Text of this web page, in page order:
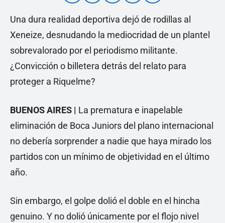
Una dura realidad deportiva dejó de rodillas al
Xeneize, desnudando la mediocridad de un plantel
sobrevalorado por el periodismo militante.
¿Convicción o billetera detrás del relato para
proteger a Riquelme?
BUENOS AIRES | La prematura e inapelable
eliminación de Boca Juniors del plano internacional
no debería sorprender a nadie que haya mirado los
partidos con un mínimo de objetividad en el último
año.
Sin embargo, el golpe dolió el doble en el hincha
genuino. Y no dolió únicamente por el flojo nivel